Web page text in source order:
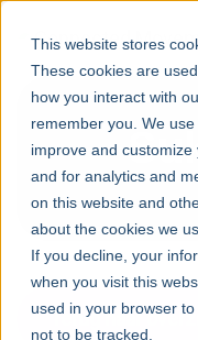
This website stores
These cookies are
how you interact with
remember you. We
improve and
and for analytics and
on this website and
about the cookies we
If you decline, your
when you visit this
used in your browser
not to be tracked.
Terug naar